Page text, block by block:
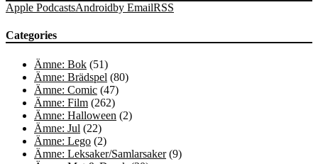
Apple PodcastsAndroidby EmailRSS
Categories
Ämne: Bok (51)
Ämne: Brädspel (80)
Ämne: Comic (47)
Ämne: Film (262)
Ämne: Halloween (2)
Ämne: Jul (22)
Ämne: Lego (2)
Ämne: Leksaker/Samlarsaker(9)